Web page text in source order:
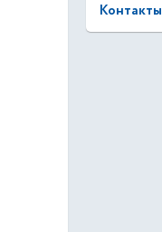
Контакты